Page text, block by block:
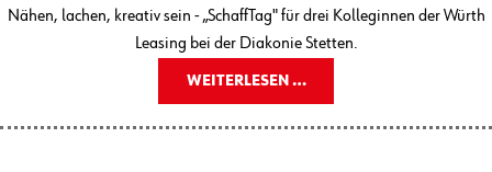
Nähen, lachen, kreativ sein - „SchaffTag" für drei Kolleginnen der Würth
Leasing bei der Diakonie Stetten.
WEITERLESEN …